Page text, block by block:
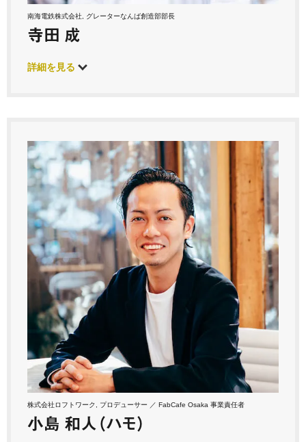
南海電鉄株式会社, グレーターなんば創造部部長
寺田 成
詳細を見る
株式会社ロフトワーク, プロデューサー ／ FabCafe Osaka 事業責任者
小島 和人（ハモ）